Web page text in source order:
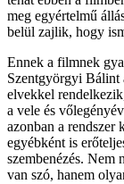
meg egyértelmű
belül zajlik, hogy
Ennek a filmnek
Szentgyörgyi Bálint
elvekkel
a vele és
azonban a rendszer
egyébként is
szembenézés.
van szó, hanem